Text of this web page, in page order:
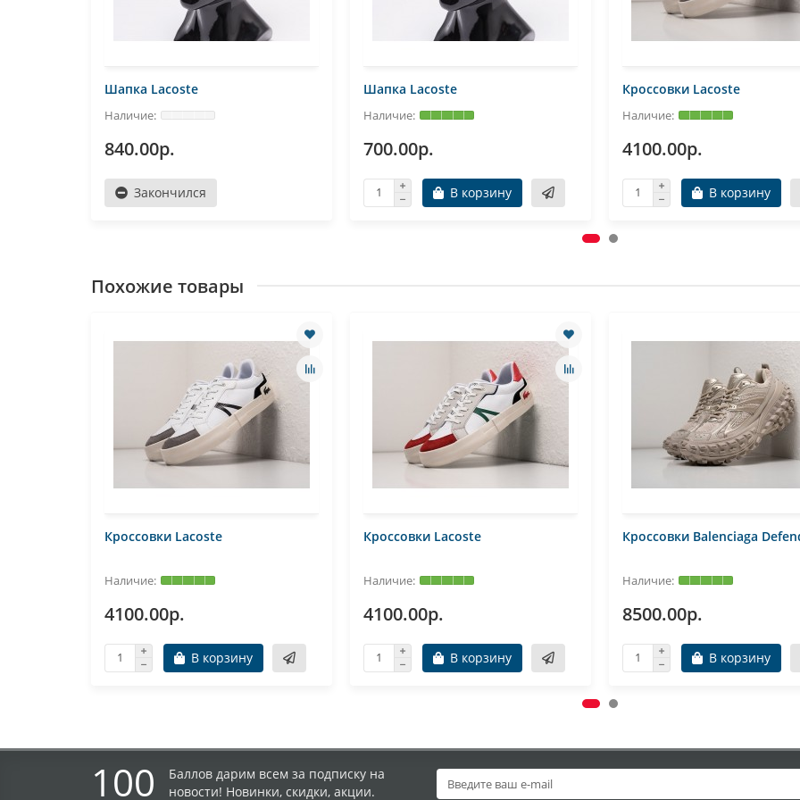
Шапка Lacoste
840.00р.
Закончился
Шапка Lacoste
700.00р.
В корзину
Кроссовки Lacoste
4100.00р.
В корзину
Похожие товары
Кроссовки Lacoste
4100.00р.
В корзину
Кроссовки Lacoste
4100.00р.
В корзину
Кроссовки Balenciaga
8500.00р.
В корзину
100
Баллов дарим всем за подписку на
новости! Новинки, скидки, акции.